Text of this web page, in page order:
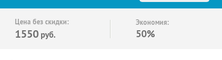
Цена без скидки:
1550 руб.
Экономия:
50%